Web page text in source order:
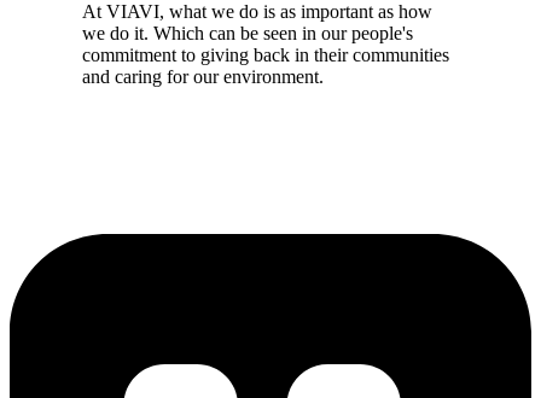
At VIAVI, what we do is as important as how
we do it. Which can be seen in our people's
commitment to giving back in their communities
and caring for our environment.